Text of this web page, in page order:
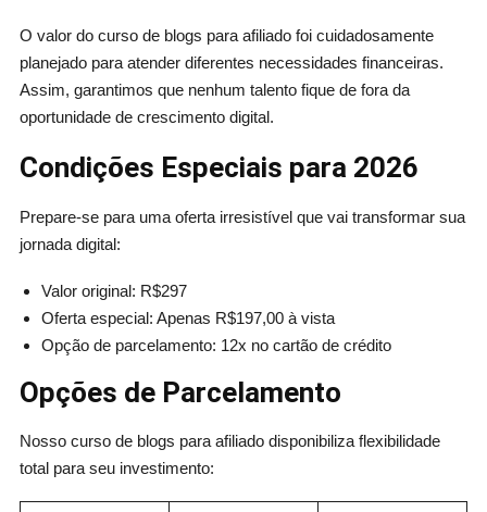
O valor do curso de blogs para afiliado foi cuidadosamente
planejado para atender diferentes necessidades financeiras.
Assim, garantimos que nenhum talento fique de fora da
oportunidade de crescimento digital.
Condições Especiais para 2026
Prepare-se para uma oferta irresistível que vai transformar sua
jornada digital:
Valor original: R$297
Oferta especial: Apenas R$197,00 à vista
Opção de parcelamento: 12x no cartão de crédito
Opções de Parcelamento
Nosso curso de blogs para afiliado disponibiliza flexibilidade
total para seu investimento: